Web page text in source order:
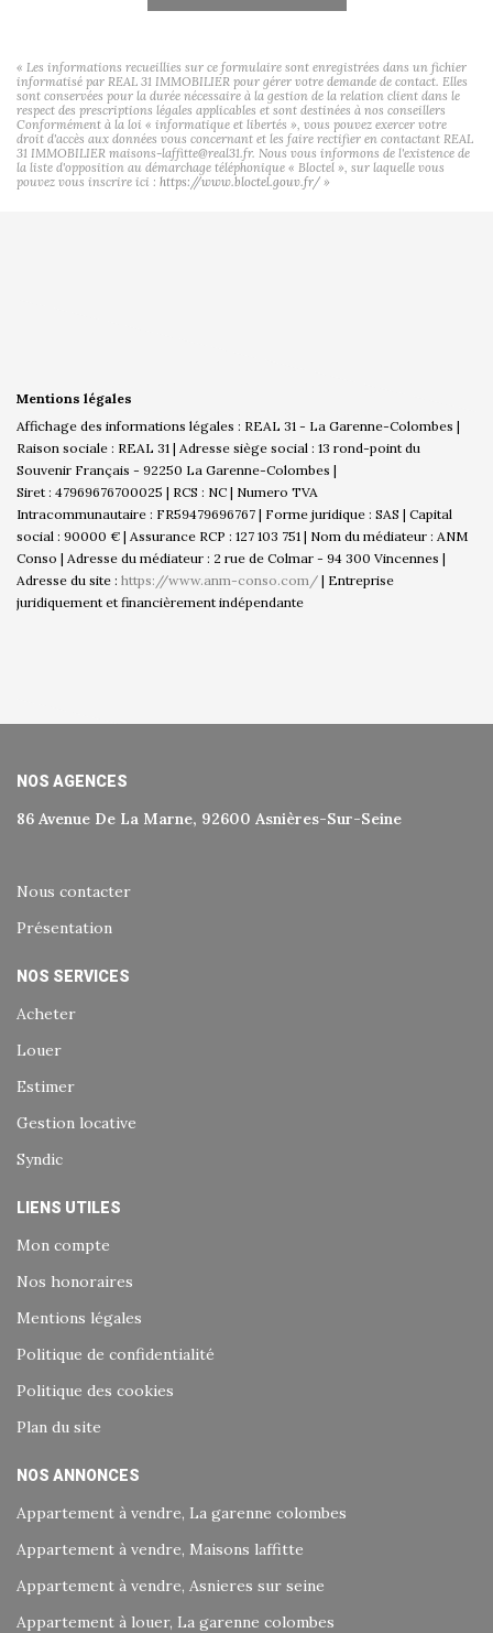
« Les informations recueillies sur ce formulaire sont enregistrées dans un fichier
informatisé par REAL 31 IMMOBILIER pour gérer votre demande de contact. Elles
sont conservées pour la durée nécessaire à la gestion de la relation client dans le
respect des prescriptions légales applicables et sont destinées à nos conseillers
Conformément à la loi « informatique et libertés », vous pouvez exercer votre
droit d'accès aux données vous concernant et les faire rectifier en contactant REAL
31 IMMOBILIER maisons-laffitte@real31.fr. Nous vous informons de l'existence de
la liste d'opposition au démarchage téléphonique « Bloctel », sur laquelle vous
pouvez vous inscrire ici : https://www.bloctel.gouv.fr/ »
Mentions légales
Affichage des informations légales : REAL 31 - La Garenne-Colombes |
Raison sociale : REAL 31 | Adresse siège social : 13 rond-point du
Souvenir Français - 92250 La Garenne-Colombes |
Siret : 47969676700025 | RCS : NC | Numero TVA
Intracommunautaire : FR59479696767 | Forme juridique : SAS | Capital
social : 90000 € | Assurance RCP : 127 103 751 | Nom du médiateur : ANM
Conso | Adresse du médiateur : 2 rue de Colmar - 94 300 Vincennes |
Adresse du site : https://www.anm-conso.com/ | Entreprise
juridiquement et financièrement indépendante
NOS AGENCES
86 Avenue De La Marne, 92600 Asnières-Sur-Seine
Nous contacter
Présentation
NOS SERVICES
Acheter
Louer
Estimer
Gestion locative
Syndic
LIENS UTILES
Mon compte
Nos honoraires
Mentions légales
Politique de confidentialité
Politique des cookies
Plan du site
NOS ANNONCES
Appartement à vendre, La garenne colombes
Appartement à vendre, Maisons laffitte
Appartement à vendre, Asnieres sur seine
Appartement à louer, La garenne colombes